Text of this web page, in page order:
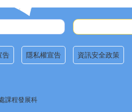
告 隱私權宣告 資訊安全政策
課程發展科